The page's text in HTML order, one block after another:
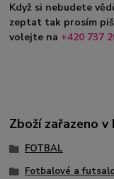
Když si nebudete
zeptat tak prosím
volejte na +420 737
Zboží zařazeno
FOTBAL
Fotbalové a